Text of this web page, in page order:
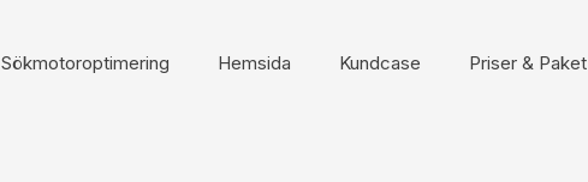
Sökmotoroptimering Hemsida Kundcase Priser & Paket